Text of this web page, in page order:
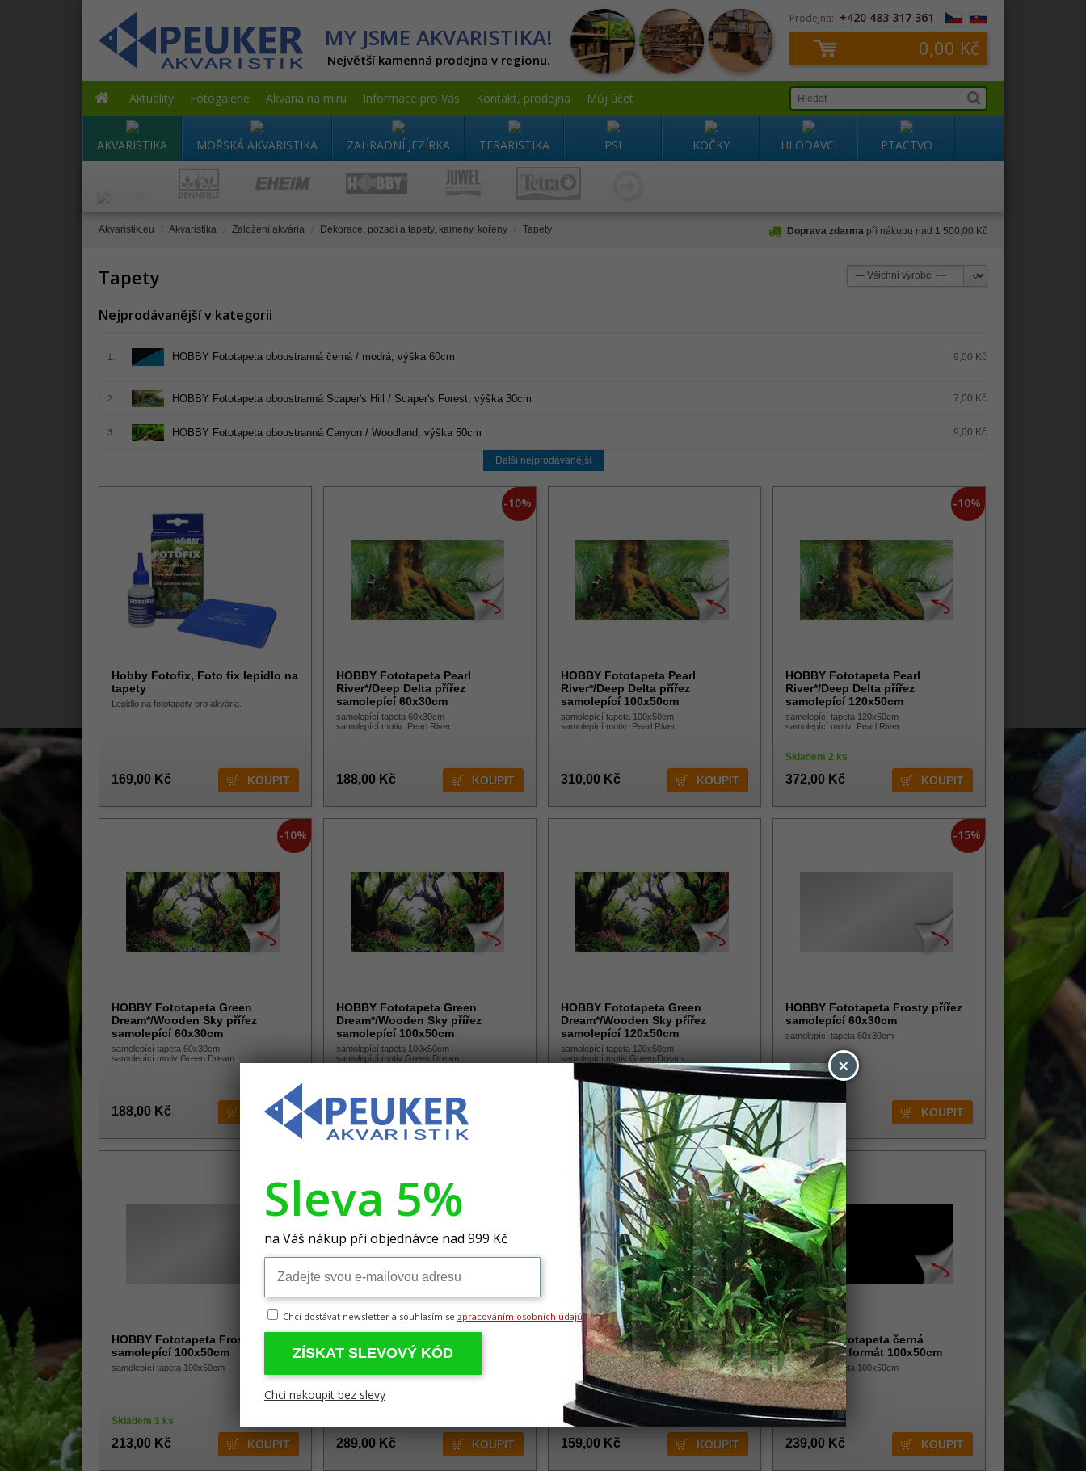
MY JSME AKVARISTIKA!
Největší kamenná prodejna v regionu.
Prodejna: +420 483 317 361
0,00 Kč
Aktuality Fotogalerie Akvária na míru Informace pro Vás Kontakt, prodejna Můj účet
AKVARISTIKA MOŘSKÁ AKVARISTIKA ZAHRADNÍ JEZÍRKA TERARISTIKA PSI KOČKY HLODAVCI PTACTVO
Doprava zdarma při nákupu nad 1 500,00 Kč
Akvaristik.eu / Akvaristika / Založení akvária / Dekorace, pozadí a tapety, kameny, kořeny / Tapety
Tapety
Nejprodávanější v kategorii
1. HOBBY Fototapeta oboustranná černá / modrá, výška 60cm 9,00 Kč
2. HOBBY Fototapeta oboustranná Scaper's Hill / Scaper's Forest, výška 30cm 7,00 Kč
3. HOBBY Fototapeta oboustranná Canyon / Woodland, výška 50cm 9,00 Kč
Další nejprodávanější
Hobby Fotofix, Foto fix lepidlo na
tapety
Lepidlo na fototapety pro akvária.
169,00 Kč
-10%
HOBBY Fototapeta Pearl
River*/Deep Delta přířez
samolepící 60x30cm
samolepící tapeta 60x30cm
samolepící motiv Pearl River
188,00 Kč
HOBBY Fototapeta Pearl
River*/Deep Delta přířez
samolepící 100x50cm
samolepící tapeta 100x50cm
samolepící motiv Pearl River
310,00 Kč
-10%
HOBBY Fototapeta Pearl
River*/Deep Delta přířez
samolepící 120x50cm
samolepící tapeta 120x50cm
samolepící motiv Pearl River
Skladem 2 ks
372,00 Kč
-10%
HOBBY Fototapeta Green
Dream*/Wooden Sky přířez
samolepící 60x30cm
samolepící tapeta 60x30cm
samolepící motiv Green Dream
188,00 Kč
HOBBY Fototapeta Green
Dream*/Wooden Sky přířez
samolepící 100x50cm
samolepící tapeta 100x50cm
samolepící motiv Green Dream
219,00 Kč
HOBBY Fototapeta Green
Dream*/Wooden Sky přířez
samolepící 120x50cm
samolepící tapeta 120x50cm
samolepící motiv Green Dream
372,00 Kč
-15%
HOBBY Fototapeta Frosty přířez
samolepící 60x30cm
samolepící tapeta 60x30cm
Skladem 1 ks
179,00 Kč
HOBBY Fototapeta Frosty přířez
samolepící 100x50cm
samolepící tapeta 100x50cm
Skladem 1 ks
213,00 Kč
samolepící 120x50cm
289,00 Kč
HOBBY Fototapeta černá
samolepící formát 60x30cm
samolepící tapeta 60x30cm
159,00 Kč
HOBBY Fototapeta černá
samolepící formát 100x50cm
samolepící tapeta 100x50cm
239,00 Kč
×
Sleva 5%
na Váš nákup při objednávce nad 999 Kč
Chci dostávat newsletter a souhlasím se zpracováním osobních údajů
ZÍSKAT SLEVOVÝ KÓD
Chci nakoupit bez slevy